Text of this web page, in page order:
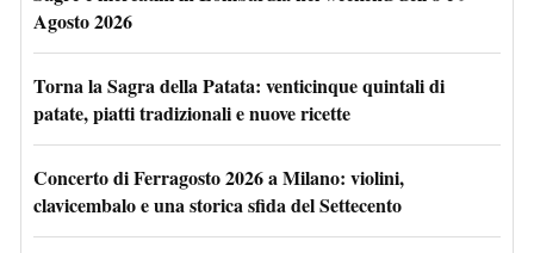
Agosto 2026
Torna la Sagra della Patata: venticinque quintali di
patate, piatti tradizionali e nuove ricette
Concerto di Ferragosto 2026 a Milano: violini,
clavicembalo e una storica sfida del Settecento